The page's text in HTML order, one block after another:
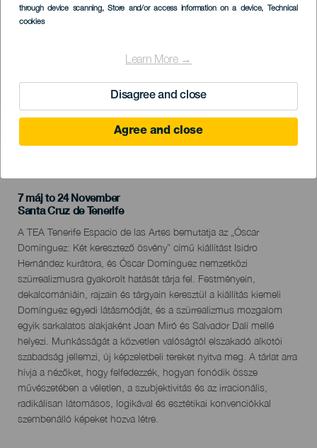
through device scanning, Store and/or access information on a device, Technical
cookies
Learn More →
Disagree and close
Agree and close
7 máj to 24 November
Localidad
Santa Cruz de Tenerife
Descripción
del
evento
A TEA Tenerife Espacio de las Artes bemutatja az „Óscar
Domínguez: Két keresztező ösvény” című kiállítást Isidro
Hernández kurátora, és Óscar Domínguez nemzetközi
szürrealizmusra gyakorolt ​​hatását tárja fel. Festményein,
dekalcomániáin, rajzain és tárgyain keresztül a kiállítás kiemeli
Domínguez egyedi látásmódját, és a szürrealizmus mozgalom
egyik sarkalatos alakjaként Joan Miró és Salvador Dalí mellé
helyezi. Munkásságát a közvetlen valóságtól elszakadó alkotói
szabadság jellemzi, új képzeletbeli tereket nyitva meg. A tárlat arra
hívja a nézőket, hogy felfedezzék, hogyan fonódik össze
művészetében a véletlen, a szubjektivitás és az irracionális,
radikálisan látomásos, logikával és esztétikai konvenciókkal
szembenálló képeket hozva létre.